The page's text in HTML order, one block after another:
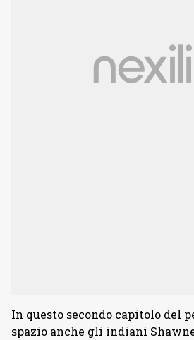
In questo secondo capitolo del
spazio anche gli indiani